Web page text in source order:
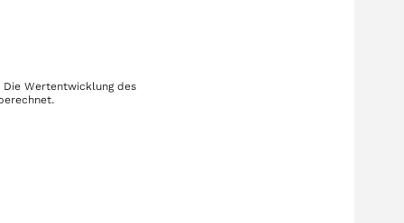
Wertentwicklung des